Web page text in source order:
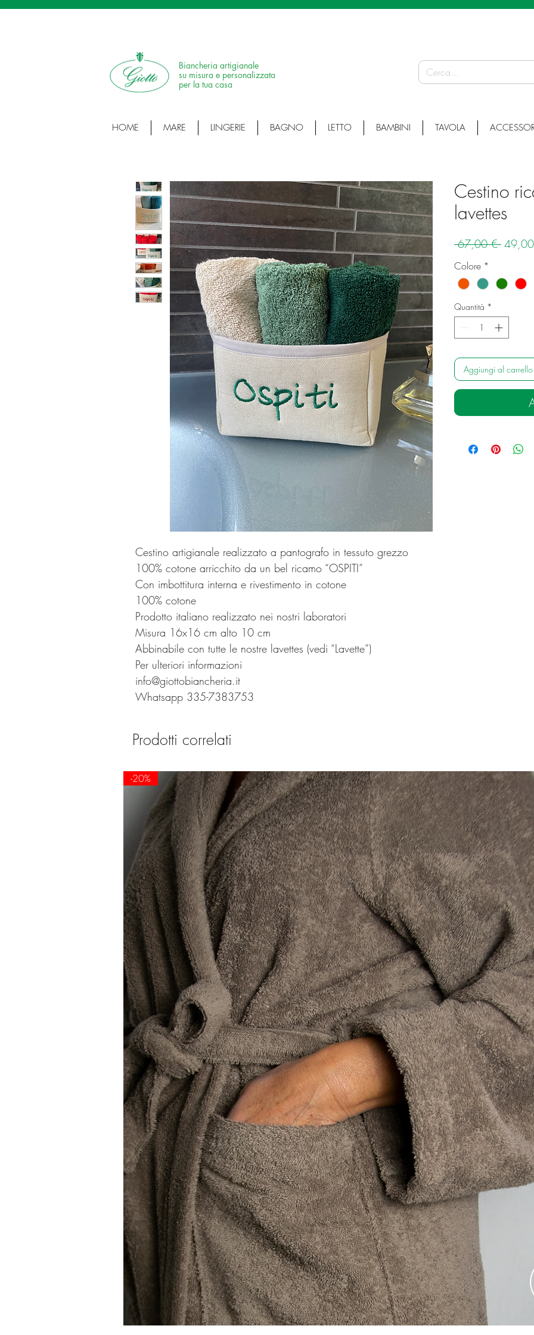
Biancheria artigianale
su misura e personalizzata
per la tua casa
HOME MARE LINGERIE BAGNO LETTO BAMBINI TAVOLA
Cestino artigianale realizzato a pantografo in tessuto grezzo
100% cotone arricchito da un bel ricamo “OSPITI”
Con imbottitura interna e rivestimento in cotone
100% cotone
Prodotto italiano realizzato nei nostri laboratori
Misura 16x16 cm alto 10 cm
Abbinabile con tutte le nostre lavettes (vedi “Lavette”)
Per ulteriori informazioni
info@giottobiancheria.it
Whatsapp 335-7383753
Cestino
lavettes
67,00 € Prezzo
Colore *
Quantità *
Aggiungi al carrello
Prodotti correlati
-20%